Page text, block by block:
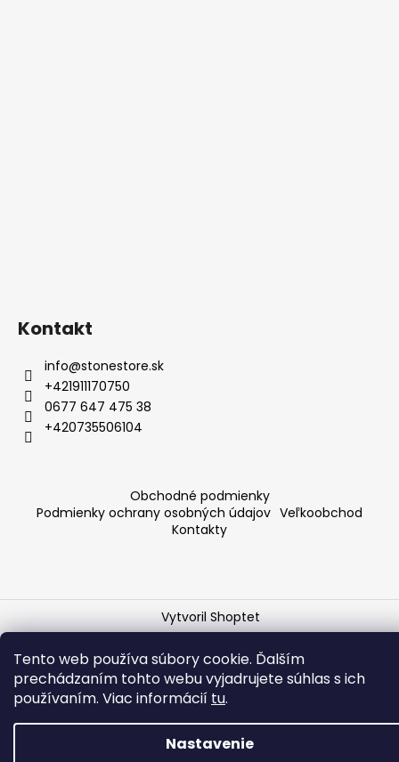
Tento web používa súbory cookie. Ďalším
prechádzaním tohto webu vyjadrujete súhlas s ich
používaním. Viac informácií tu.
Nastavenie
Kontakt
info@stonestore.sk
+421911170750
0677 647 475 38
+420735506104
Obchodné podmienky
Podmienky ochrany osobných údajov Veľkoobchod
Kontakty
Vytvoril Shoptet
Upraviť nastavenie cookies